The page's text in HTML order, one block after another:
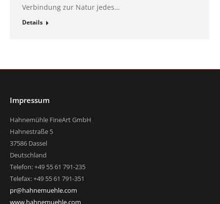
Verbindung zur Natur jedes…
Details
Impressum
Hahnemühle FineArt GmbH
Hahnestraße 5
37586 Dassel
Deutschland
Telefon: +49 55 61 791-235
Telefax: +49 55 61 791-351
pr@hahnemuehle.com
www.hahnemuehle.com